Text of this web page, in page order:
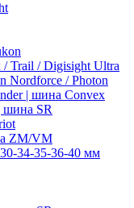
/ Trail / Digisight Ultra
Nordforce / Photon
| шина Convex
шина SR
ZM/VM
34-35-36-40 мм